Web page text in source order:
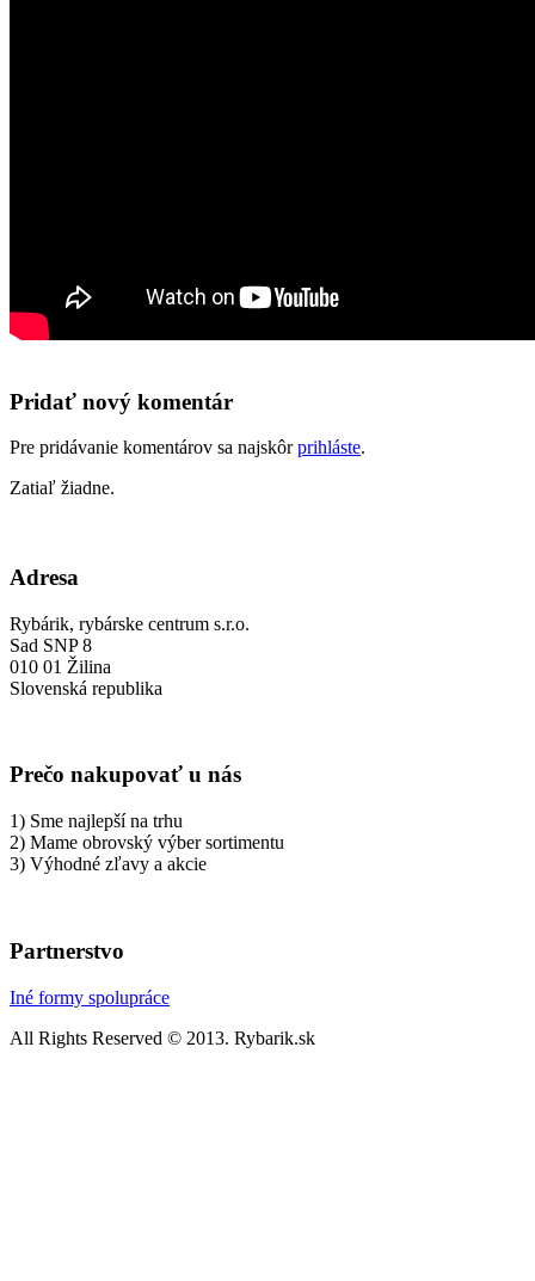
Pridať nový komentár
Pre pridávanie komentárov sa najskôrprihláste.
Zatiaľ žiadne.
Adresa
Rybárik, rybárske centrum s.r.o.
Sad SNP 8
010 01 Žilina
Slovenská republika
Prečo nakupovať u nás
1) Sme najlepší na trhu
2) Mame obrovský výber sortimentu
3) Výhodné zľavy a akcie
Partnerstvo
Iné formy spolupráce
All Rights Reserved © 2013. Rybarik.sk